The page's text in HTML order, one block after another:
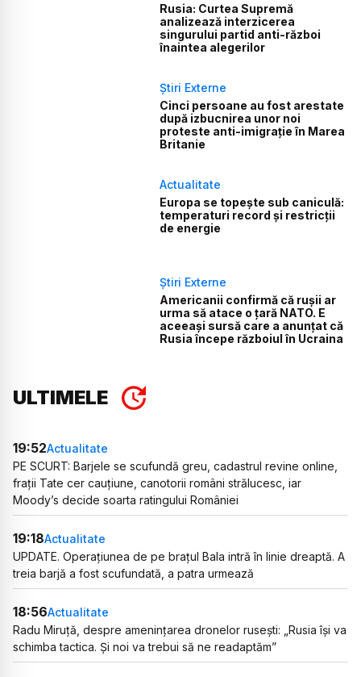
Rusia: Curtea Supremă
analizează interzicerea
singurului partid anti-război
înaintea alegerilor
Știri Externe
Cinci persoane au fost arestate
după izbucnirea unor noi
proteste anti-imigrație în Marea
Britanie
Actualitate
Europa se topește sub caniculă:
temperaturi record și restricții
de energie
Știri Externe
Americanii confirmă că rușii ar
urma să atace o țară NATO. E
aceeași sursă care a anunțat că
Rusia începe războiul în Ucraina
ULTIMELE
19:52Actualitate
PE SCURT: Barjele se scufundă greu, cadastrul revine online,
frații Tate cer cauțiune, canotorii români strălucesc, iar
Moody’s decide soarta ratingului României
19:18Actualitate
UPDATE. Operațiunea de pe brațul Bala intră în linie dreaptă. A
treia barjă a fost scufundată, a patra urmează
18:56Actualitate
Radu Miruță, despre amenințarea dronelor rusești: „Rusia își va
schimba tactica. Și noi va trebui să ne readaptăm”